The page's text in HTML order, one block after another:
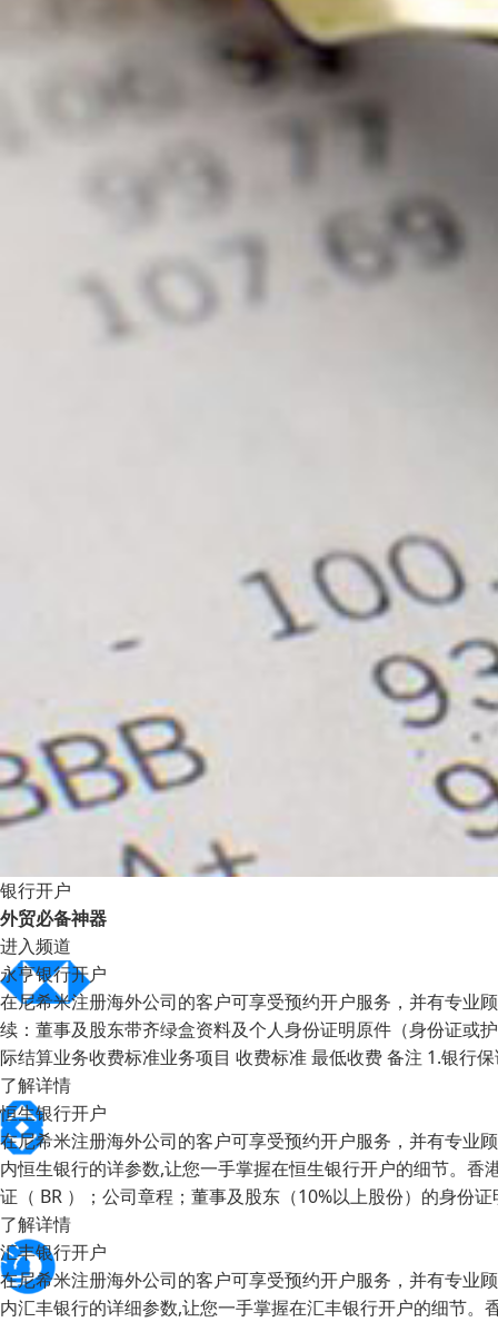
银行开户
外贸必备神器
进入频道
永亨银行开户
在尼希米注册海外公司的客户可享受预约开户服务，并有专业
续：董事及股东带齐绿盒资料及个人身份证明原件（身份证或
际结算业务收费标准业务项目 收费标准 最低收费 备注 1.银行
了解详情
恒生银行开户
在尼希米注册海外公司的客户可享受预约开户服务，并有专业
内恒生银行的详参数,让您一手掌握在恒生银行开户的细节。
证（ BR ）；公司章程；董事及股东（10%以上股份）的身份
了解详情
汇丰银行开户
在尼希米注册海外公司的客户可享受预约开户服务，并有专业
内汇丰银行的详细参数,让您一手掌握在汇丰银行开户的细节